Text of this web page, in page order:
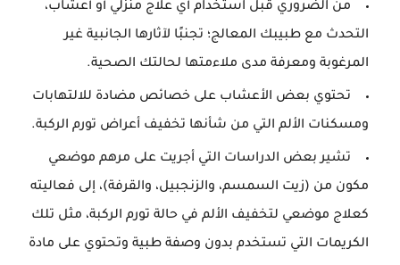
من الضروري قبل استخدام أي علاج منزلي أو أعشاب،
التحدث مع طبيبك المعالج؛ تجنبًا لآثارها الجانبية غير
المرغوبة ومعرفة مدى ملاءمتها لحالتك الصحية.
تحتوي بعض الأعشاب على خصائص مضادة للالتهابات
ومسكنات الألم التي من شأنها تخفيف أعراض تورم الركبة.
تشير بعض الدراسات التي أجريت على مرهم موضعي
مكون من (زيت السمسم، والزنجبيل، والقرفة)، إلى فعاليته
كعلاج موضعي لتخفيف الألم في حالة تورم الركبة، مثل تلك
الكريمات التي تستخدم بدون وصفة طبية وتحتوي على مادة